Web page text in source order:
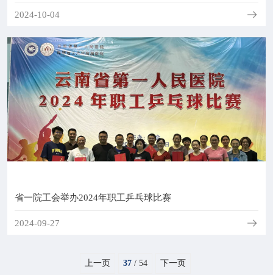
2024-10-04
省一院工会举办2024年职工乒乓球比赛
2024-09-27
上一页 37/ 54 下一页